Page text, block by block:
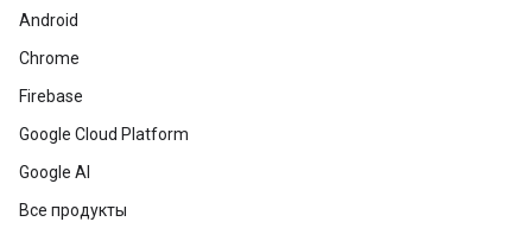
Android
Chrome
Firebase
Google Cloud Platform
Google AI
Все продукты